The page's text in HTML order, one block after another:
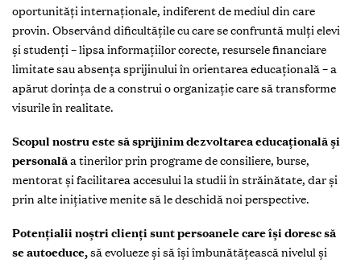
oportunități internaționale, indiferent de mediul din care
provin. Observând dificultățile cu care se confruntă mulți elevi
și studenți – lipsa informațiilor corecte, resursele financiare
limitate sau absența sprijinului în orientarea educațională – a
apărut dorința de a construi o organizație care să transforme
visurile în realitate.
Scopul nostru este să sprijinim dezvoltarea educațională și
personalăa tinerilor prin programe de consiliere, burse,
mentorat și facilitarea accesului la studii în străinătate, dar și
prin alte inițiative menite să le deschidă noi perspective.
Potențialii noștri clienți sunt persoanele care își doresc să
se autoeduce,să evolueze și să își îmbunătățească nivelul și